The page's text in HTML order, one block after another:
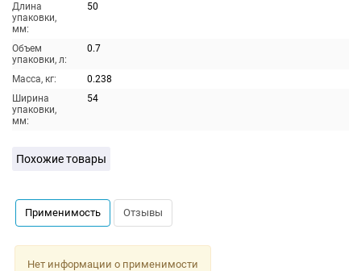
Длина
упаковки,
мм:
50
Объем
упаковки, л:
0.7
Масса, кг:
0.238
Ширина
упаковки,
мм:
54
Похожие товары
Применимость Отзывы
Нет информации о применимости